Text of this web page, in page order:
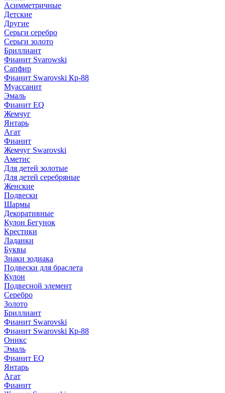
Асимметричные
Детские
Другие
Серьги серебро
Серьги золото
Бриллиант
Фианит Svarowski
Сапфир
Фианит Swarovski Кр-88
Муассанит
Эмаль
Фианит EQ
Жемчуг
Янтарь
Агат
Фианит
Жемчуг Swarovski
Аметис
Для детей золотые
Для детей серебряные
Женские
Подвески
Шармы
Декоративные
Кулон Бегунок
Крестики
Ладанки
Буквы
Знаки зодиака
Подвески для браслета
Кулон
Подвесной элемент
Серебро
Золото
Бриллиант
Фианит Swarovski
Фианит Swarovski Кр-88
Оникс
Эмаль
Фианит EQ
Янтарь
Агат
Фианит